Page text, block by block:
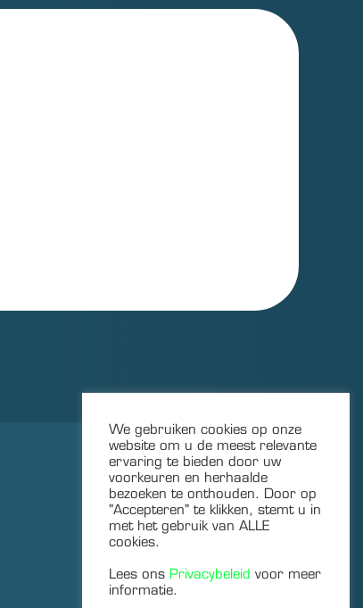
Privacybeleid
Website door
We gebruiken cookies op onze
website om u de meest relevante
ervaring te bieden door uw
voorkeuren en herhaalde
bezoeken te onthouden. Door op
"Accepteren" te klikken, stemt u in
met het gebruik van ALLE
cookies.
Lees ons Privacybeleid voor meer
informatie.